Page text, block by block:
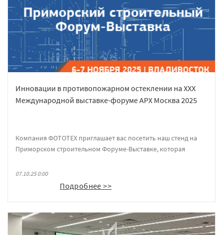
Инновации в противопожарном остеклении на XXX
Международной выставке-форуме АРХ Москва 2025
Компания ФОТОТЕХ приглашает вас посетить наш стенд на
Приморском строительном Форуме-Выставке, которая
07.10.25 0:00
Подробнее >>